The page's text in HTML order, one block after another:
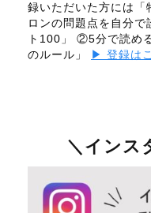
録いただいた方には
ロンの問題点を自分
ト100」 ②5分で読め
のルール」
▶ 登録は
＼インス